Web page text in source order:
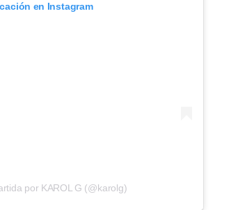
en Instagram
por KAROL G (@karolg)